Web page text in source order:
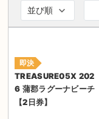
並び順
即決
TREASURE05X 202
6 蒲郡ラグーナビーチ
【2日券】